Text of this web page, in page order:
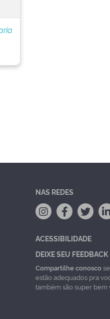
NAS REDES
ACESSIBILIDADE
DEIXE SEU FEEDBACK
Compartilhe conosco
estão adequados pra
também são super bem